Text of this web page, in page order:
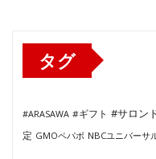
タグ
#ARASAWA #ギフト #サロン
定 GMOペパボ NBCユニバーサ